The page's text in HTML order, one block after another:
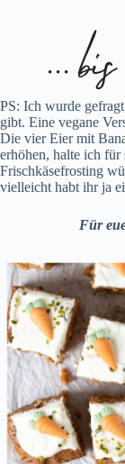
PS: Ich wurde
gibt. Eine vegane
Die vier Eier mit
erhöhen, halte ich
Frischkäsefrosting
vielleicht habt ihr ja
Für